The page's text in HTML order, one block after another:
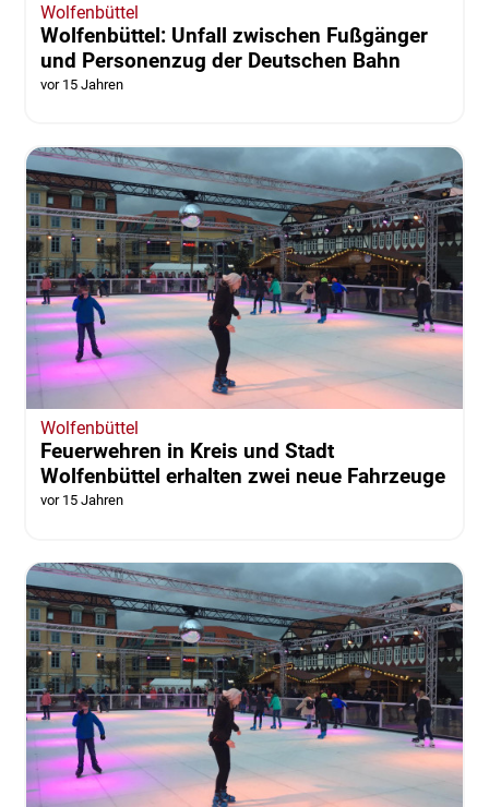
Wolfenbüttel
Wolfenbüttel: Unfall zwischen Fußgänger
und Personenzug der Deutschen Bahn
vor 15 Jahren
Wolfenbüttel
Feuerwehren in Kreis und Stadt
Wolfenbüttel erhalten zwei neue Fahrzeuge
vor 15 Jahren